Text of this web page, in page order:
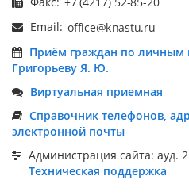
Email:
Приём граждан по личным
Григорьеву Я. Ю.
Виртуальная приемная
Справочник телефонов,
электронной почты
Администрация сайта: ауд.
Техническая поддержка